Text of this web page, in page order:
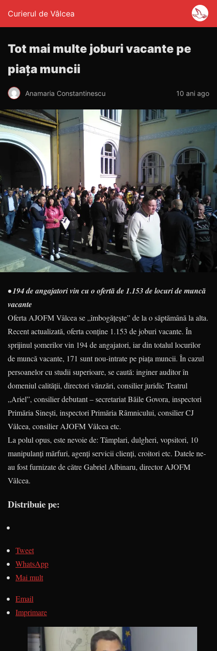
Curierul de Vâlcea
Tot mai multe joburi vacante pe
piața muncii
Anamaria Constantinescu 10 ani ago
• 194 de angajatori vin cu o ofertă de 1.153 de locuri de muncă
vacante
Oferta AJOFM Vâlcea se „îmbogățește” de la o săptămână la alta.
Recent actualizată, oferta conține 1.153 de joburi vacante. În
sprijinul șomerilor vin 194 de angajatori, iar din totalul locurilor
de muncă vacante, 171 sunt nou-intrate pe piața muncii. În cazul
persoanelor cu studii superioare, se caută: inginer auditor în
domeniul calității, directori vânzări, consilier juridic Teatrul
„Ariel”, consilier debutant – secretariat Băile Govora, inspectori
Primăria Sinești, inspectori Primăria Râmnicului, consilier CJ
Vâlcea, consilier AJOFM Vâlcea etc.
La polul opus, este nevoie de: Tâmplari, dulgheri, vopsitori, 10
manipulanți mărfuri, agenți servicii clienți, croitori etc. Datele ne-
au fost furnizate de către Gabriel Albinaru, director AJOFM
Vâlcea.
Distribuie pe:
Tweet
WhatsApp
Mai mult
Email
Imprimare